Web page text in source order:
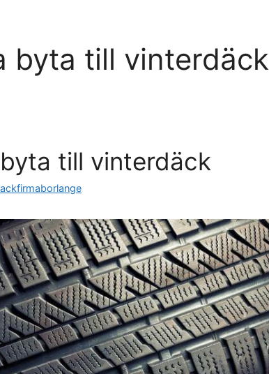
byta till vinterdäck
till vinterdäck